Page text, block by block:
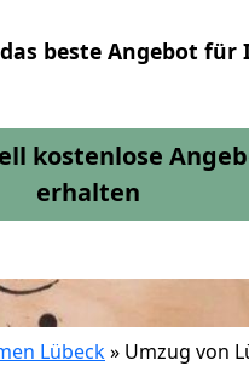
beste Angebot für
kostenlose
erhalten
Lübeck» Umzug von